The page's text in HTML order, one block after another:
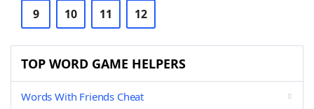
9 10 11 12
TOP WORD GAME HELPERS
Words With Friends Cheat